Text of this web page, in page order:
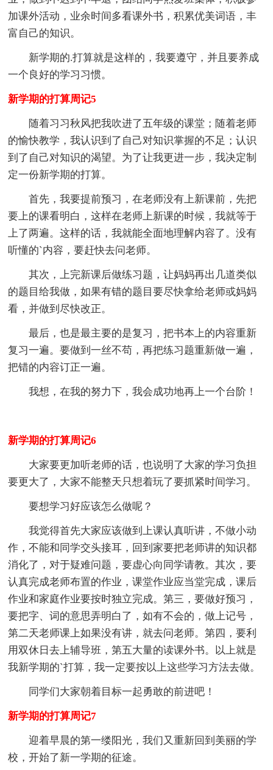
加课外活动，业余时间多看课外书，积累优美词语，丰
富自己的知识。
新学期的.打算就是这样的，我要遵守，并且要养成
一个良好的学习习惯。
新学期的打算周记5
随着习习秋风把我吹进了五年级的课堂；随着老师
的愉快教学，我认识到了自己对知识掌握的不足；认识
到了自己对知识的渴望。为了让我更进一步，我决定制
定一份新学期的打算。
首先，我要提前预习，在老师没有上新课前，先把
要上的课看明白，这样在老师上新课的时候，我就等于
上了两遍。这样的话，我就能全面地理解内容了。没有
听懂的`内容，要赶快去问老师。
其次，上完新课后做练习题，让妈妈再出几道类似
的题目给我做，如果有错的题目要尽快拿给老师或妈妈
看，并做到尽快改正。
最后，也是最主要的是复习，把书本上的内容重新
复习一遍。要做到一丝不苟，再把练习题重新做一遍，
把错的内容订正一遍。
我想，在我的努力下，我会成功地再上一个台阶！
新学期的打算周记6
大家要更加听老师的话，也说明了大家的学习负担
要更大了，大家不能整天只想着玩了要抓紧时间学习。
要想学习好应该怎么做呢？
我觉得首先大家应该做到上课认真听讲，不做小动
作，不能和同学交头接耳，回到家要把老师讲的知识都
消化了，对于疑难问题，要虚心向同学请教。其次，要
认真完成老师布置的作业，课堂作业应当堂完成，课后
作业和家庭作业要按时独立完成。第三，要做好预习，
要把字、词的意思弄明白了，如有不会的，做上记号，
第二天老师课上如果没有讲，就去问老师。第四，要利
用双休日去上辅导班，第五大量的读课外书。以上就是
我新学期的`打算，我一定要按以上这些学习方法去做。
同学们大家朝着目标一起勇敢的前进吧！
新学期的打算周记7
迎着早晨的第一缕阳光，我们又重新回到美丽的学
校，开始了新一学期的征途。